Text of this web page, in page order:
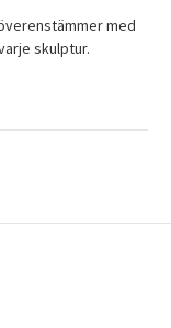
med
skulptur.